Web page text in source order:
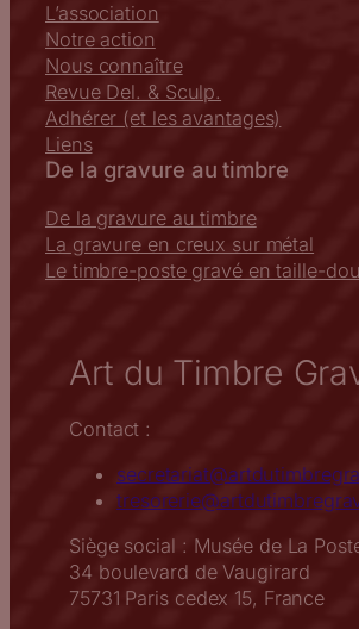
L’association
Notre action
Nous connaître
Revue Del. & Sculp.
Adhérer (et les avantages)
Liens
De la gravure au timbre
De la gravure au timbre
La gravure en creux sur métal
Le timbre-poste gravé en taille-
Art du Timbre
Contact :
Siège social : Musée de La
34 boulevard de Vaugirard
75731 Paris cedex 15, France